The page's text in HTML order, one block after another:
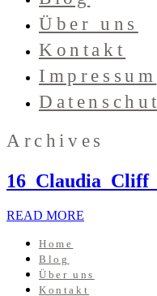
Über uns
Kontakt
Impressum
Archives
READ MORE
Home
Blog
Über uns
Kontakt